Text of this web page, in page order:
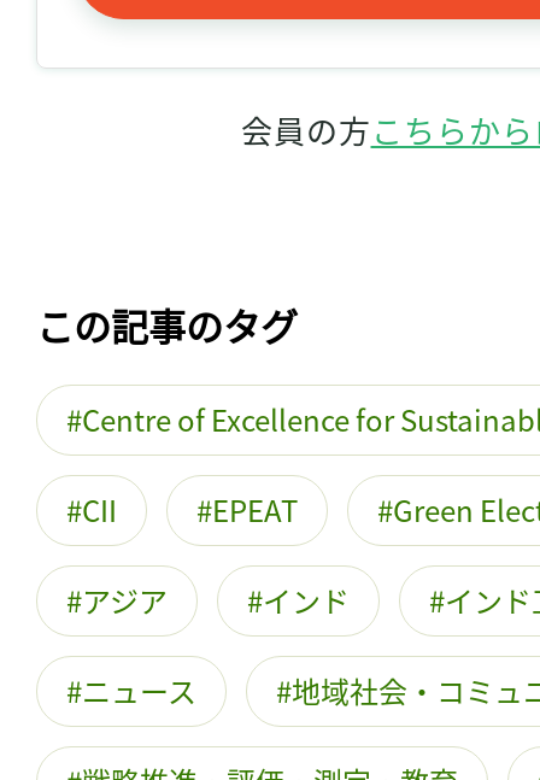
会員の方こちらか
この記事のタグ
Centre of Excellence for
CII EPEAT Green
アジア インド イン
ニュース 地域社会・コミュ